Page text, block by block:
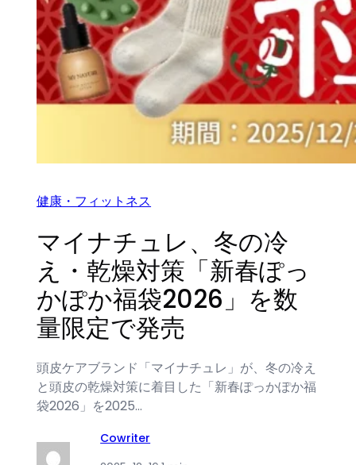
健康・フィットネス
マイナチュレ、冬の冷
え・乾燥対策「新春ぽっ
かぽか福袋2026」を数
量限定で発売
頭皮ケアブランド「マイナチュレ」が、冬の冷え
と頭皮の乾燥対策に着目した「新春ぽっかぽか福
袋2026」を2025…
Cowriter